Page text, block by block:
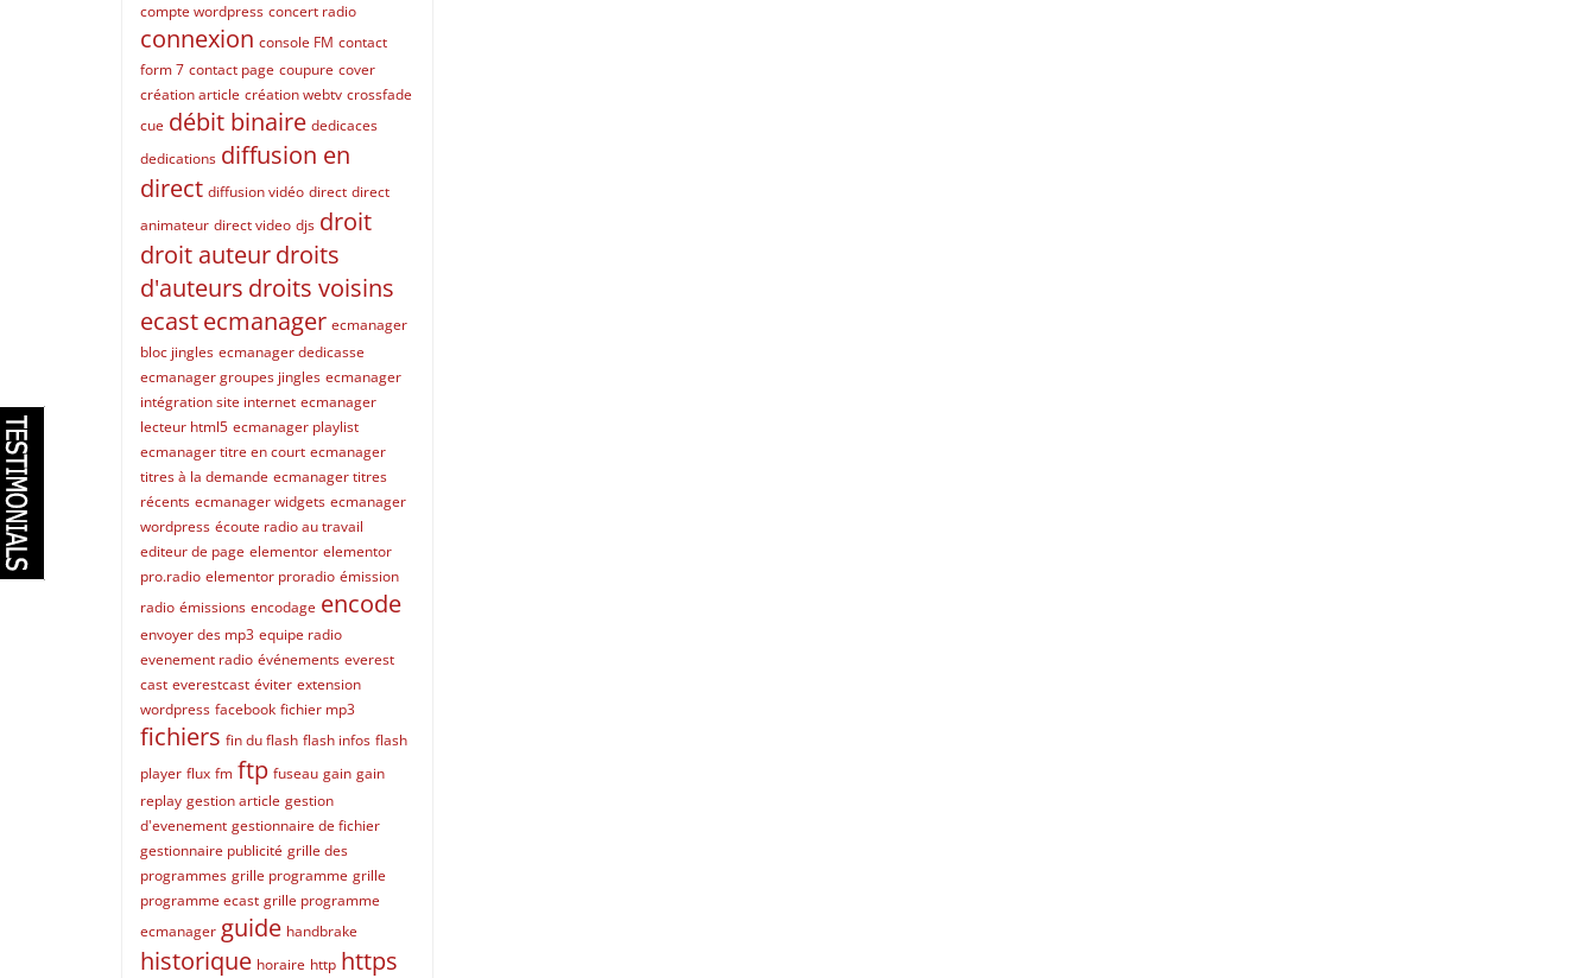
compte wordpress concert radio
connexion console FM contact
form 7 contact page coupure cover
création article création webtv crossfade
cue débit binaire dedicaces
dedications diffusion en
direct diffusion vidéo direct direct
animateur direct video djs droit
droit auteurdroits
d'auteurs droits voisins
ecastecmanager ecmanager
bloc jingles ecmanager dedicasse
ecmanager groupes jingles ecmanager
intégration site internet ecmanager
lecteur html5 ecmanager playlist
ecmanager titre en court ecmanager
titres à la demande ecmanager titres
récents ecmanager widgets ecmanager
wordpress écoute radio au travail
editeur de page elementor elementor
pro.radio elementor proradio émission
radio émissions encodage encode
envoyer des mp3 equipe radio
evenement radio événements everest
cast everestcast éviter extension
wordpress facebook fichier mp3
fichiers fin du flash flash infos flash
player flux fm ftp fuseau gain gain
replay gestion article gestion
d'evenement gestionnaire de fichier
gestionnaire publicité grille des
programmes grille programme grille
programme ecast grille programme
ecmanager guide handbrake
historique horaire http https